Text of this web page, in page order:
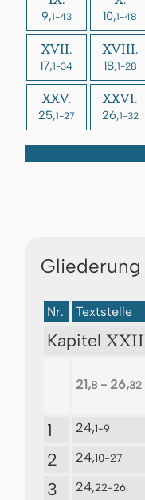
9,1-43
10,1-48
XVII.
17,1-34
XVIII.
18,1-28
XXV.
25,1-27
XXVI.
26,1-32
Nr. Textstelle
Kapitel
21,8- 26,32
1 24,1-9
2 24,10-27
3 24,22-26